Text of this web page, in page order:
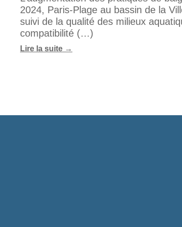
2024, Paris-Plage au bassin de la
suivi de la qualité des milieux
compatibilité (…)
Lire la suite